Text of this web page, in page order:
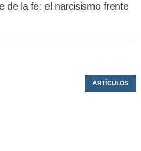
de la fe: el narcisismo frente
ARTÍCULOS